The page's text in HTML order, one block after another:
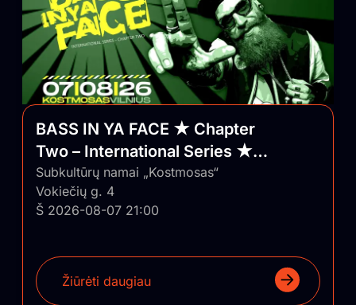
BASS IN YA FACE ★ Chapter
Two – International Series ★
Vilnius/Lithuania
Subkultūrų namai „Kostmosas“
Vokiečių g. 4
Š 2026-08-07 21:00
Žiūrėti daugiau